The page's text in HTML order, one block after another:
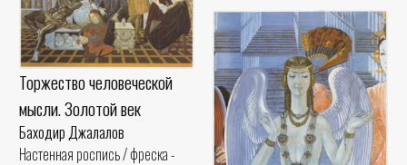
Торжество человеческой
мысли. Золотой век
Баходир Джалалов
Настенная роспись / фреска -